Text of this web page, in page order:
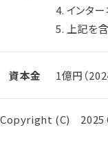
4. インタ
5. 上記を
資本金 1億円（
Copyright (C) 2025